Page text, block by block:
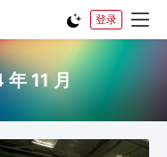
登录
11 月